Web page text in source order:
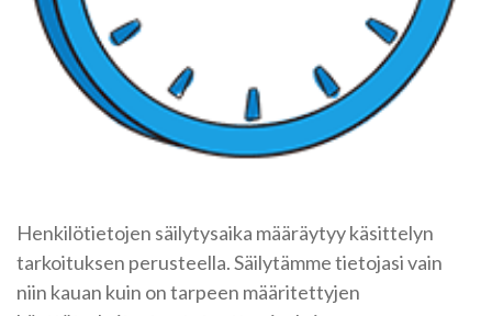
Henkilötietojen säilytysaika määräytyy käsittelyn
tarkoituksen perusteella. Säilytämme tietojasi vain
niin kauan kuin on tarpeen määritettyjen